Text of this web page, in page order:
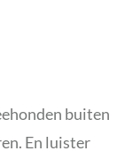
buiten
En luister